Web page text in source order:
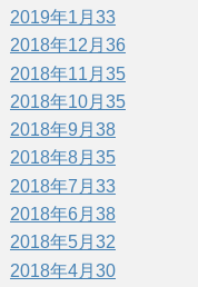
2019年1月 33
2018年12月 36
2018年11月 35
2018年10月 35
2018年9月 38
2018年8月 35
2018年7月 33
2018年6月 38
2018年5月 32
2018年4月 30